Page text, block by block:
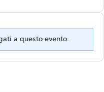
a questo evento.